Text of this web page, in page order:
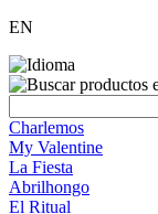
EN
Charlemos
My Valentine
La Fiesta
Abrilhongo
El Ritual